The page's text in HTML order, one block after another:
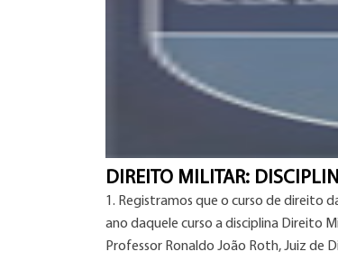
DIREITO MILITAR:
1. Registramos que o curso de direito
ano daquele curso a disciplina Direito
Professor Ronaldo João Roth, Juiz de